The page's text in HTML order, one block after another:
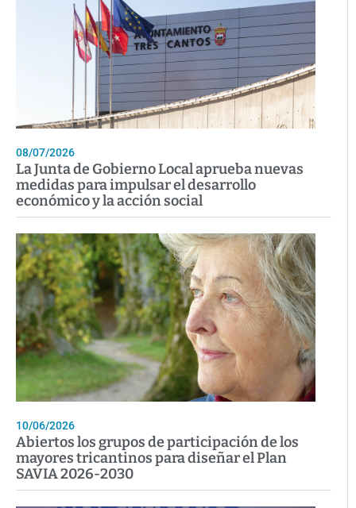
08/07/2026
La Junta de Gobierno Local aprueba nuevas
medidas para impulsar el desarrollo
económico y la acción social
10/06/2026
Abiertos los grupos de participación de los
mayores tricantinos para diseñar el Plan
SAVIA 2026-2030